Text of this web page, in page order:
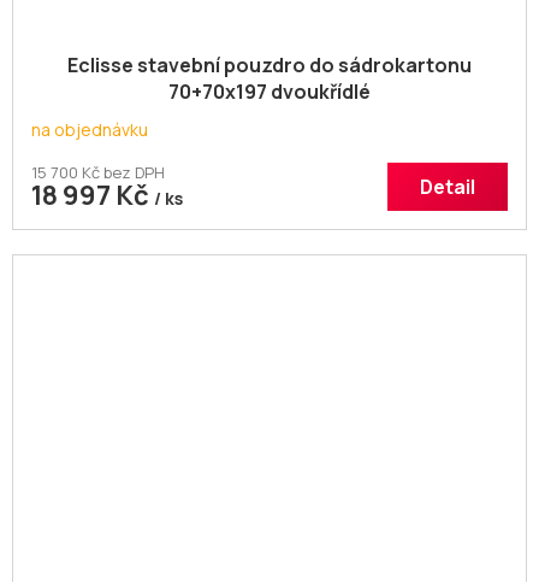
Eclisse stavební pouzdro do sádrokartonu
70+70x197 dvoukřídlé
na objednávku
15 700 Kč bez DPH
18 997 Kč / ks Detail